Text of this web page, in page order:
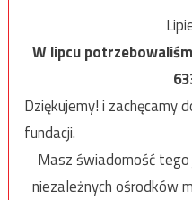
W lipcu
Dziękujemy! i zachęcamy
fundacji.
Masz świadomość
niezależnych ośrodków